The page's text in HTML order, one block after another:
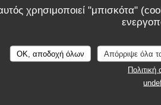
χρησιμοποιεί "μπισκότα"
OK, αποδοχή όλων Απόρριψε όλα
Υπηρεσία: 5/5
서버가 친절함